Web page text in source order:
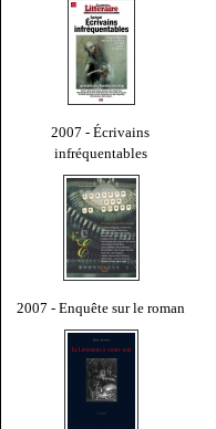
2007 - Écrivains
infréquentables
2007 - Enquête sur le roman